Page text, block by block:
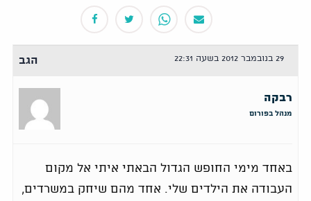
29 בנובמבר 2012 בשעה 22:31 הגב
רבקה
מנהל בפורום
באחד מימי החופש הגדול הבאתי איתי אל מקום
העבודה את הילדים שלי. אחד מהם שיחק במשרדים,